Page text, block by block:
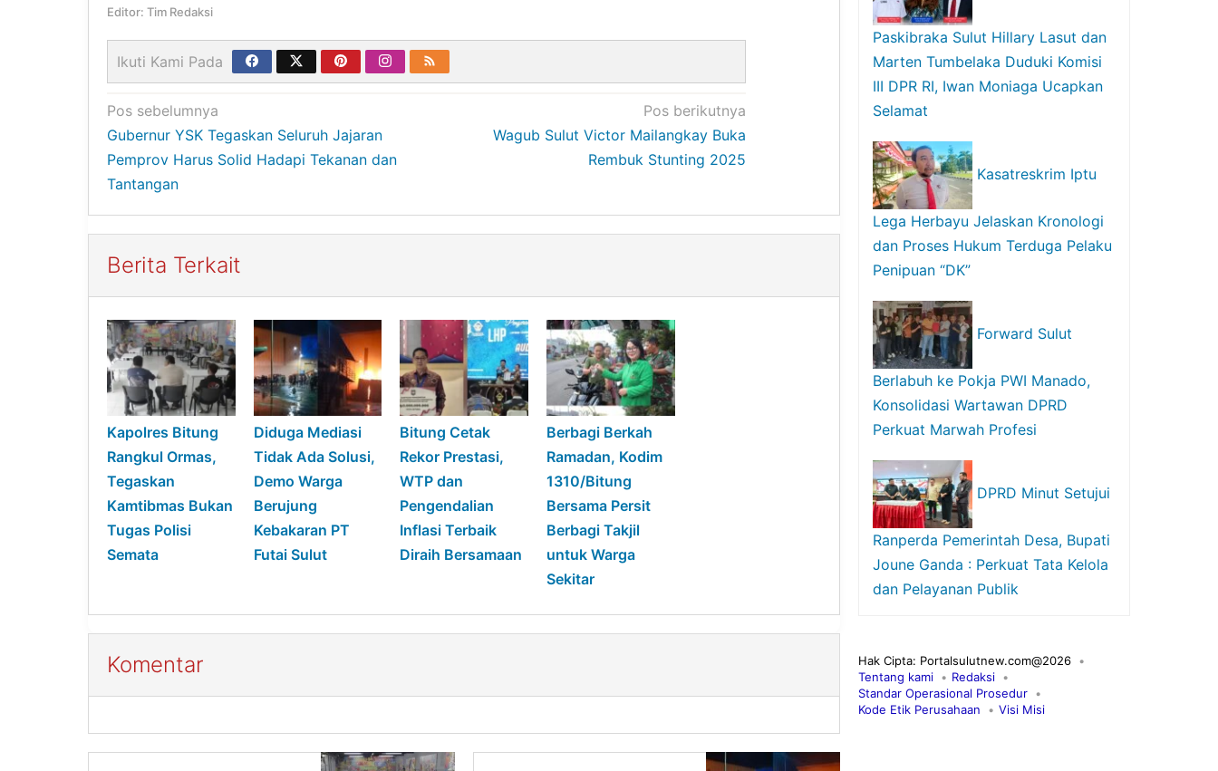
Editor: Tim Redaksi
Ikuti Kami Pada
Navigasi
pos
Pos sebelumnya
Gubernur YSK Tegaskan Seluruh Jajaran
Pemprov Harus Solid Hadapi Tekanan dan
Tantangan
Pos berikutnya
Wagub Sulut Victor Mailangkay Buka
Rembuk Stunting 2025
Berita Terkait
Kapolres Bitung
Rangkul Ormas,
Tegaskan
Kamtibmas Bukan
Tugas Polisi
Semata
Diduga Mediasi
Tidak Ada Solusi,
Demo Warga
Berujung
Kebakaran PT
Futai Sulut
Bitung Cetak
Rekor Prestasi,
WTP dan
Pengendalian
Inflasi Terbaik
Diraih Bersamaan
Berbagi Berkah
Ramadan, Kodim
1310/Bitung
Bersama Persit
Berbagi Takjil
untuk Warga
Sekitar
Komentar
Paskibraka Sulut Hillary Lasut dan
Marten Tumbelaka Duduki Komisi
III DPR RI, Iwan Moniaga Ucapkan
Selamat
Kasatreskrim Iptu
Lega Herbayu Jelaskan Kronologi
dan Proses Hukum Terduga Pelaku
Penipuan “DK”
Forward Sulut
Berlabuh ke Pokja PWI Manado,
Konsolidasi Wartawan DPRD
Perkuat Marwah Profesi
DPRD Minut Setujui
Ranperda Pemerintah Desa, Bupati
Joune Ganda : Perkuat Tata Kelola
dan Pelayanan Publik
Hak Cipta: Portalsulutnew.com@2026
Tentang kami
Redaksi
Standar Operasional Prosedur
Kode Etik Perusahaan
Visi Misi